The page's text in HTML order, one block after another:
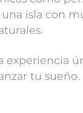
isla con
experiencia
tu sueño.